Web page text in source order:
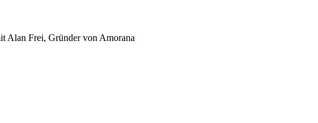
Alan Frei, Gründer von Amorana